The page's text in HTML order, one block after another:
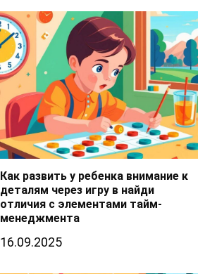
Как развить у ребенка внимание к
деталям через игру в найди
отличия с элементами тайм-
менеджмента
16.09.2025